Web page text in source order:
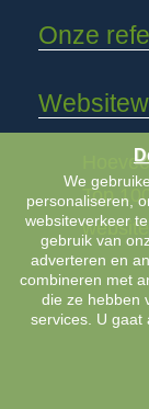
Onze
Top
We
personaliseren,
websiteverkeer
gebruik van
adverteren en
combineren met
die ze hebben
services. U gaat